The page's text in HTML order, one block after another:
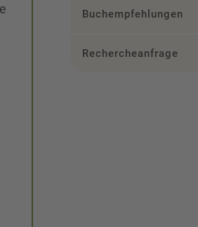
Buchempfehlungen
Rechercheanfrage